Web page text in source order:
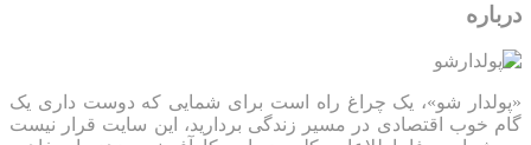
درباره
«پولدار شو»، یک چراغ راه است برای شمایی که دوست داری یک
گام خوب اقتصادی در مسیر زندگی بردارید، این سایت قرار نیست